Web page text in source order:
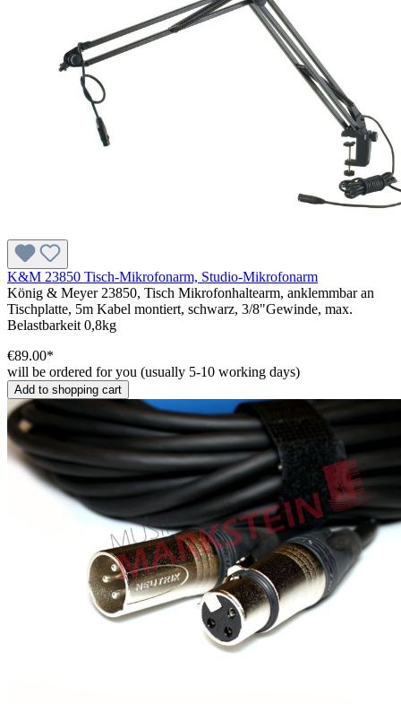
K&M 23850 Tisch-Mikrofonarm, Studio-Mikrofonarm
König & Meyer 23850, Tisch Mikrofonhaltearm, anklemmbar an
Tischplatte, 5m Kabel montiert, schwarz, 3/8"Gewinde, max.
Belastbarkeit 0,8kg
€89.00*
will be ordered for you (usually 5-10 working days)
Add to shopping cart